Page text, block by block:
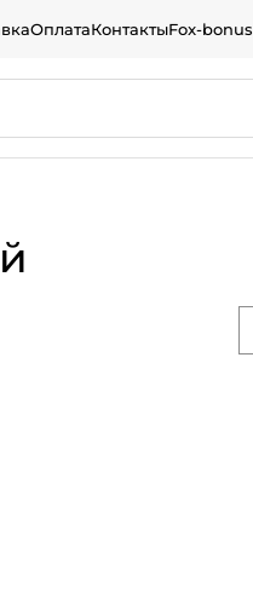
ОплатаКонтактыFox-bonus